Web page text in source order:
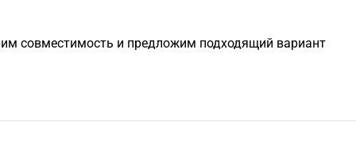
совместимость и предложим подходящий вариант